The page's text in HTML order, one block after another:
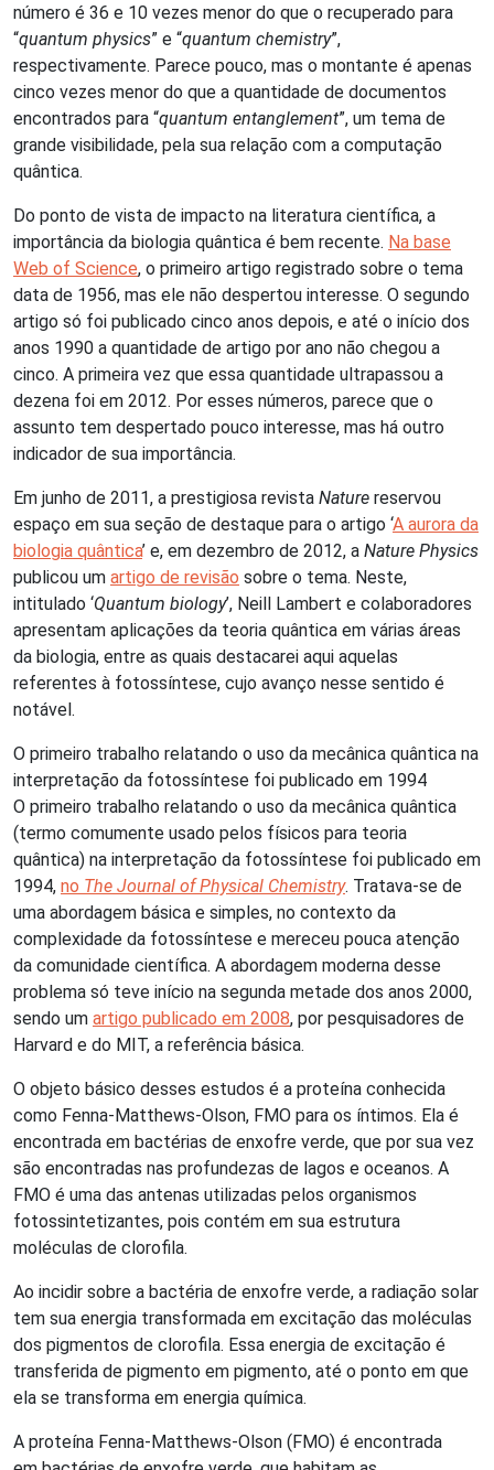
número é 36 e 10 vezes menor do que o recuperado para
“quantum physics” e “quantum chemistry”,
respectivamente. Parece pouco, mas o montante é apenas
cinco vezes menor do que a quantidade de documentos
encontrados para “quantum entanglement”, um tema de
grande visibilidade, pela sua relação com a computação
quântica.
Do ponto de vista de impacto na literatura científica, a
importância da biologia quântica é bem recente. Na base
Web of Science, o primeiro artigo registrado sobre o tema
data de 1956, mas ele não despertou interesse. O segundo
artigo só foi publicado cinco anos depois, e até o início dos
anos 1990 a quantidade de artigo por ano não chegou a
cinco. A primeira vez que essa quantidade ultrapassou a
dezena foi em 2012. Por esses números, parece que o
assunto tem despertado pouco interesse, mas há outro
indicador de sua importância.
Em junho de 2011, a prestigiosa revista Nature reservou
espaço em sua seção de destaque para o artigo ‘A aurora da
biologia quântica’ e, em dezembro de 2012, a Nature Physics
publicou um artigo de revisão sobre o tema. Neste,
intitulado ‘Quantum biology’, Neill Lambert e colaboradores
apresentam aplicações da teoria quântica em várias áreas
da biologia, entre as quais destacarei aqui aquelas
referentes à fotossíntese, cujo avanço nesse sentido é
notável.
O primeiro trabalho relatando o uso da mecânica quântica na
interpretação da fotossíntese foi publicado em 1994
O primeiro trabalho relatando o uso da mecânica quântica
(termo comumente usado pelos físicos para teoria
quântica) na interpretação da fotossíntese foi publicado em
1994, no The Journal of Physical Chemistry. Tratava-se de
uma abordagem básica e simples, no contexto da
complexidade da fotossíntese e mereceu pouca atenção
da comunidade científica. A abordagem moderna desse
problema só teve início na segunda metade dos anos 2000,
sendo um artigo publicado em 2008, por pesquisadores de
Harvard e do MIT, a referência básica.
O objeto básico desses estudos é a proteína conhecida
como Fenna-Matthews-Olson, FMO para os íntimos. Ela é
encontrada em bactérias de enxofre verde, que por sua vez
são encontradas nas profundezas de lagos e oceanos. A
FMO é uma das antenas utilizadas pelos organismos
fotossintetizantes, pois contém em sua estrutura
moléculas de clorofila.
Ao incidir sobre a bactéria de enxofre verde, a radiação solar
tem sua energia transformada em excitação das moléculas
dos pigmentos de clorofila. Essa energia de excitação é
transferida de pigmento em pigmento, até o ponto em que
ela se transforma em energia química.
A proteína Fenna-Matthews-Olson (FMO) é encontrada